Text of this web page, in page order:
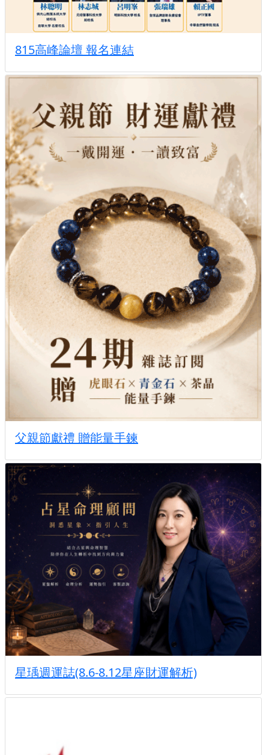
815高峰論壇 報名連結
父親節獻禮 贈能量手鍊
星瑀週運誌(8.6-8.12星座財運解析)